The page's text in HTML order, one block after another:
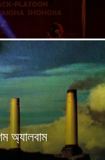
অ্যালবাম